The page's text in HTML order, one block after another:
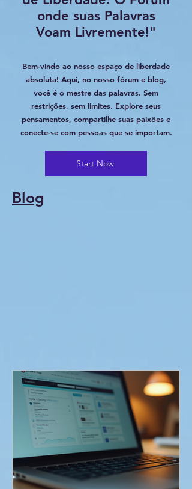
onde suas Palavras
Voam Livremente!"
Bem-vindo ao nosso espaço de liberdade
absoluta! Aqui, no nosso fórum e blog,
você é o mestre das palavras. Sem
restrições, sem limites. Explore seus
pensamentos, compartilhe suas paixões e
conecte-se com pessoas que se importam.
Start Now
Blog